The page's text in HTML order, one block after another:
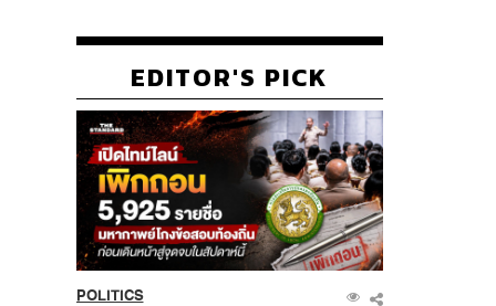
EDITOR'S PICK
POLITICS